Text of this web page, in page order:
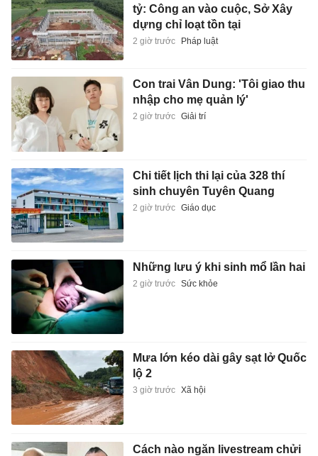
tỷ: Công an vào cuộc, Sở Xây
dựng chỉ loạt tồn tại
2 giờ trước Pháp luật
Con trai Vân Dung: 'Tôi giao thu
nhập cho mẹ quản lý'
2 giờ trước Giải trí
Chi tiết lịch thi lại của 328 thí
sinh chuyên Tuyên Quang
2 giờ trước Giáo dục
Những lưu ý khi sinh mổ lần hai
2 giờ trước Sức khỏe
Mưa lớn kéo dài gây sạt lở Quốc
lộ 2
3 giờ trước Xã hội
Cách nào ngăn livestream chửi